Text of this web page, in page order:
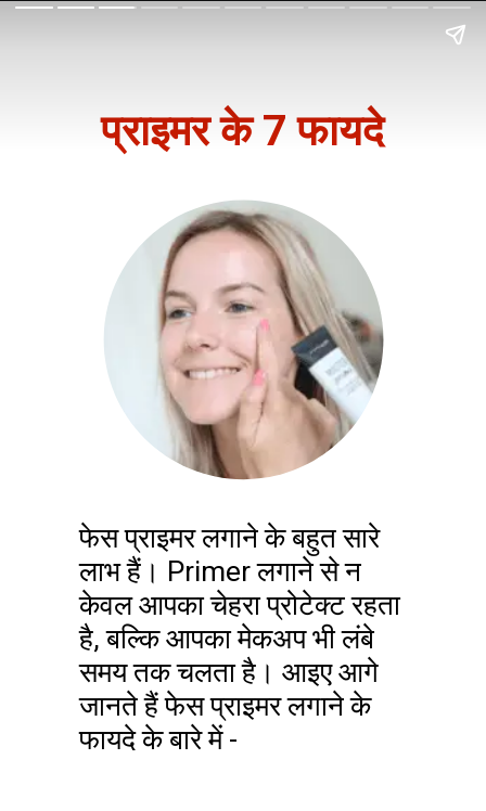
प्राइमर के 7 फायदे
फेस प्राइमर लगाने के बहुत सारे
लाभ हैं। Primer लगाने से न
केवल आपका चेहरा प्रोटेक्ट रहता
है, बल्कि आपका मेकअप भी लंबे
समय तक चलता है। आइए आगे
जानते हैं फेस प्राइमर लगाने के
फायदे के बारे में -